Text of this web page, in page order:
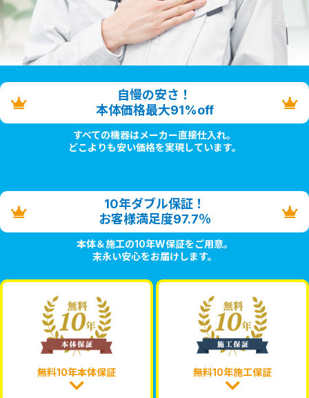
自慢の安さ！
本体価格最大91%off
すべての機器はメーカー直接仕入れ。
どこよりも安い価格を実現しています。
10年ダブル保証！
お客様満足度97.7％
本体＆施工の10年W保証をご用意。
末永い安心をお届けします。
無料10年本体保証 無料10年施工保証